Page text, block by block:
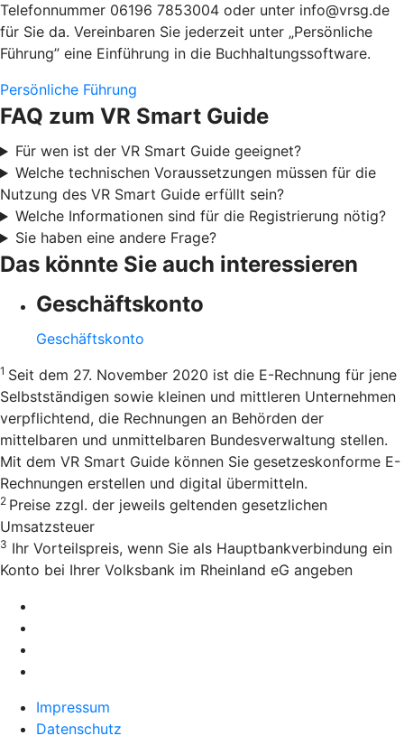
Telefonnummer 06196 7853004 oder unter info@vrsg.de
für Sie da. Vereinbaren Sie jederzeit unter „Persönliche
Führung” eine Einführung in die Buchhaltungssoftware.
Persönliche Führung
FAQ zum VR Smart Guide
Für wen ist der VR Smart Guide geeignet?
Welche technischen Voraussetzungen müssen für die
Nutzung des VR Smart Guide erfüllt sein?
Welche Informationen sind für die Registrierung nötig?
Sie haben eine andere Frage?
Das könnte Sie auch interessieren
Geschäftskonto
Geschäftskonto
1 Seit dem 27. November 2020 ist die E-Rechnung für jene
Selbstständigen sowie kleinen und mittleren Unternehmen
verpflichtend, die Rechnungen an Behörden der
mittelbaren und unmittelbaren Bundesverwaltung stellen.
Mit dem VR Smart Guide können Sie gesetzeskonforme E-
Rechnungen erstellen und digital übermitteln.
2 Preise zzgl. der jeweils geltenden gesetzlichen
Umsatzsteuer
3 Ihr Vorteilspreis, wenn Sie als Hauptbankverbindung ein
Konto bei Ihrer Volksbank im Rheinland eG angeben
Impressum
Datenschutz